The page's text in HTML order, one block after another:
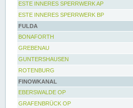
ESTE INNERES SPERRWERK AP
ESTE INNERES SPERRWERK BP
FULDA
BONAFORTH
GREBENAU
GUNTERSHAUSEN
ROTENBURG
FINOWKANAL
EBERSWALDE OP
GRAFENBRÜCK OP